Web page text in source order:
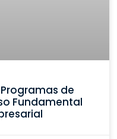
de
Fundamental